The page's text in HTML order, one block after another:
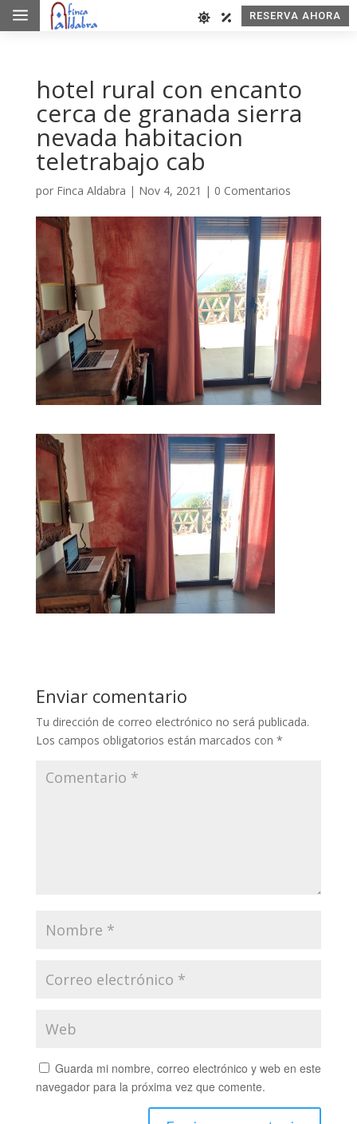
a RESERVA AHORA
hotel rural con encanto
cerca de granada sierra
nevada habitacion
teletrabajo cab
por Finca Aldabra | Nov 4, 2021 | 0 Comentarios
Enviar comentario
Tu dirección de correo electrónico no será publicada.
Los campos obligatorios están marcados con *
Guarda mi nombre, correo electrónico y web en este
navegador para la próxima vez que comente.